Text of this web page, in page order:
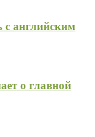
с английским
о главной